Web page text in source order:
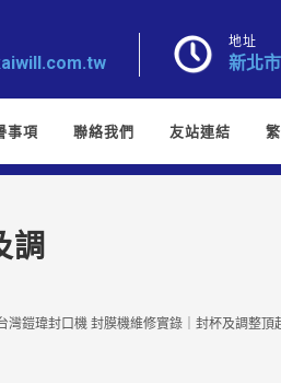
地址
新北
事項 聯絡我們 友站連結
調
灣鎧瑋封口機 封膜機維修實錄｜封杯及調整頂